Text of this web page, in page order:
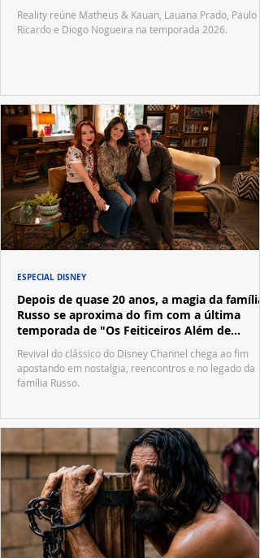
Reality reúne Matheus & Kauan, Lauana Prado, Paulo
Ricardo e Diogo Nogueira na temporada 2026.
Depois de quase 20 anos, a magia da família
Russo se aproxima do fim com a última
temporada de "Os Feiticeiros Além de
Waverly Place"
Revival do clássico do Disney Channel chega ao fim
apostando em nostalgia, reencontros e no legado da
família Russo.
ESPECIAL DISNEY